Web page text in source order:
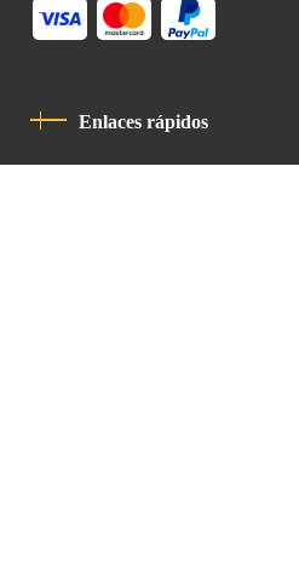
Enlaces rápidos